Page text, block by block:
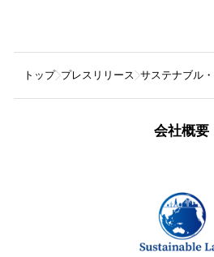
トップ プレスリリース サステナブル
会社概要